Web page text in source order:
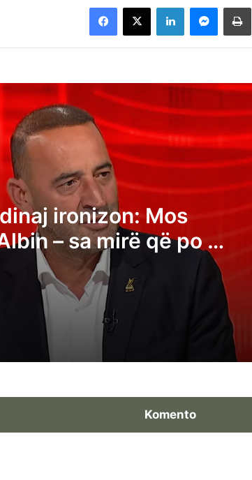
Facebook
X LinkedIn
ironizon: Mos
– sa mirë që po e
në çfarë derexhe ke
Komento